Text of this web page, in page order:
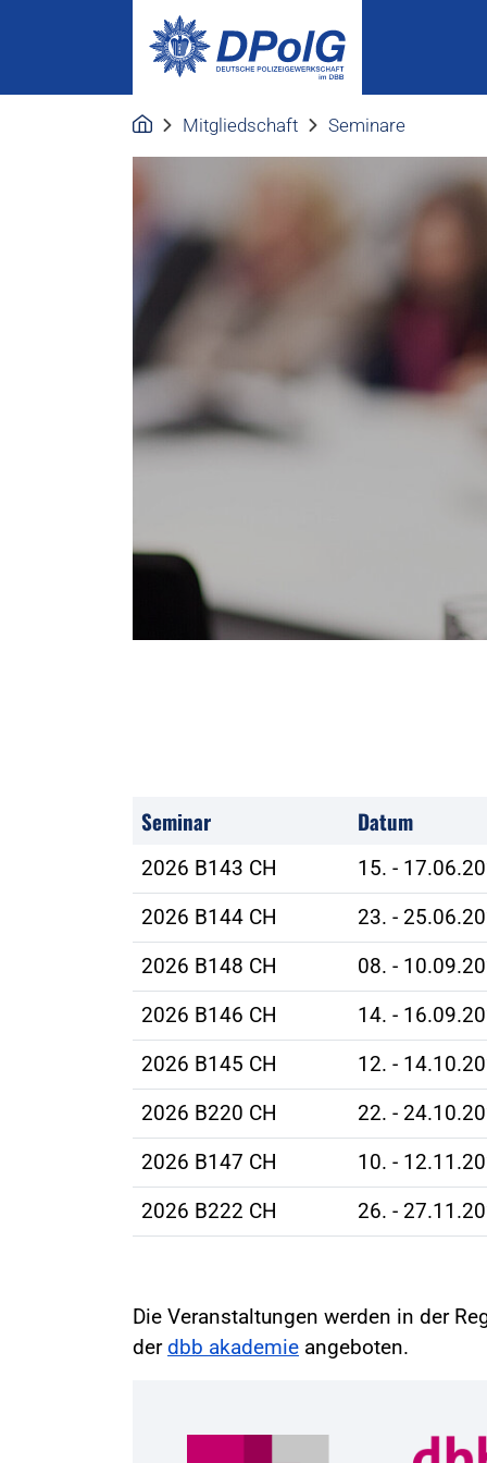
Mitgliedschaft Seminare
Seminar Datum
2026 B143 CH
15. -
2026 B144 CH
23. -
2026 B148 CH
08. -
2026 B146 CH
14. -
2026 B145 CH
12. -
2026 B220 CH
22. -
2026 B147 CH
10. -
2026 B222 CH
26. -
Die Veranstaltungen werden in der
derdbb akademie angeboten.